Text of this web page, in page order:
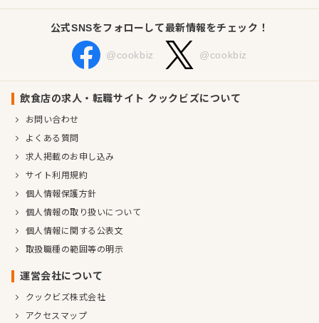
公式SNSをフォローして最新情報をチェック！
@cookbiz @cookbiz
飲食店の求人・転職サイト クックビズについて
お問い合わせ
よくある質問
求人掲載のお申し込み
サイト利用規約
個人情報保護方針
個人情報の取り扱いについて
個人情報に関する公表文
取扱職種の範囲等の明示
運営会社について
クックビズ株式会社
アクセスマップ